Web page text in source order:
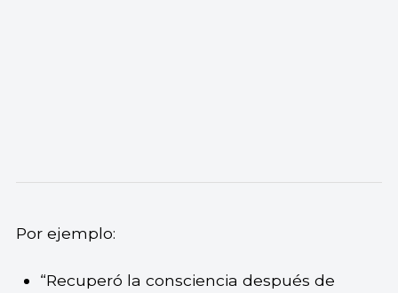
Por ejemplo:
“Recuperó la consciencia después de